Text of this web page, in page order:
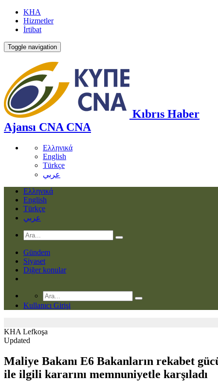
KHA
Hizmetler
İrtibat
Toggle navigation
Kıbrıs Haber
Ajansı CNA CNA
Ελληνικά
English
Türkçe
عربي
Ελληνικά
English
Türkçe
عربي
Gündem
Siyaset
Diğer konular
Kullanıcı Girişi
KHA Lefkoşa
Updated
Maliye Bakanı E6 Bakanların rekabet
ile ilgili kararını memnuniyetle karşıladı